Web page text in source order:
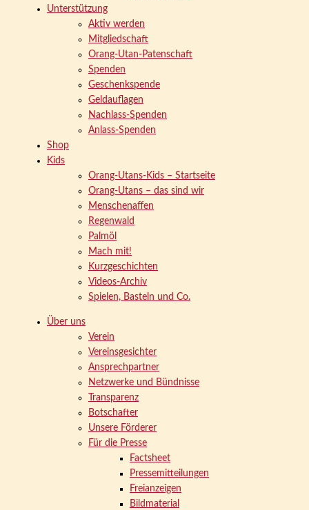
Unterstützung
Aktiv werden
Mitgliedschaft
Orang-Utan-Patenschaft
Spenden
Geschenkspende
Geldauflagen
Nachlass-Spenden
Anlass-Spenden
Shop
Kids
Orang-Utans-Kids – Startseite
Orang-Utans – das sind wir
Menschenaffen
Regenwald
Palmöl
Mach mit!
Kurzgeschichten
Videos-Archiv
Spielen, Basteln und Co.
Über uns
Verein
Vereinsgesichter
Ansprechpartner
Netzwerke und Bündnisse
Transparenz
Botschafter
Unsere Förderer
Für die Presse
Factsheet
Pressemitteilungen
Freianzeigen
Bildmaterial